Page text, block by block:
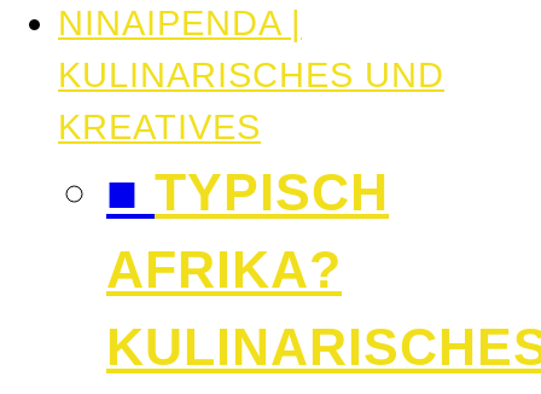
NINAIPENDA |
KULINARISCHES UND
KREATIVES
■ TYPISCH
AFRIKA?